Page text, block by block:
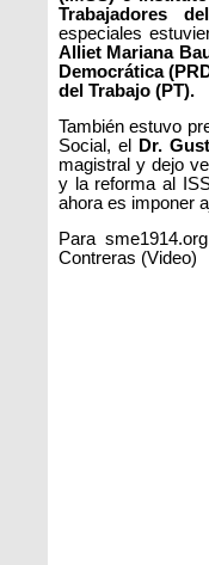
Trabajadores
especiales
Alliet Mariana
Democrática
del Trabajo (PT).
También estuvo
Social, el
Dr.
magistral y dejo
y la reforma al
ahora es imponer
Para
Contreras (Video)